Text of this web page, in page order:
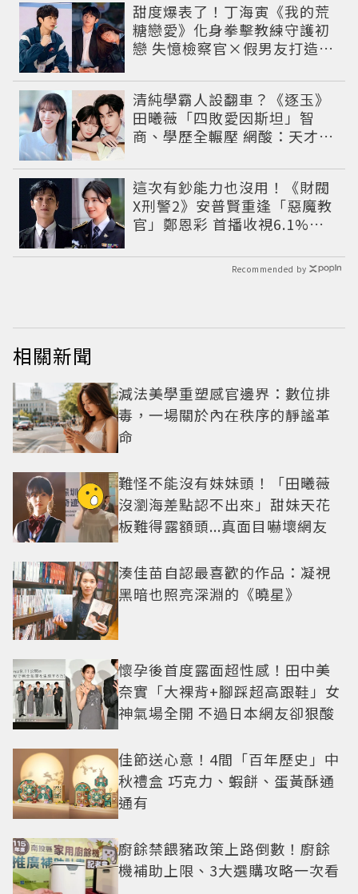
甜度爆表了！丁海寅《我的荒
糖戀愛》化身拳擊教練守護初
戀 失憶檢察官×假男友打造今
清純學霸人設翻車？《逐玉》
田曦薇「四敗愛因斯坦」智
商、學歷全輾壓 網酸：天才全
這次有鈔能力也沒用！《財閥
X刑警2》安普賢重逢「惡魔教
官」鄭恩彩 首播收視6.1%超
Recommended by
相關新聞
減法美學重塑感官邊界：數位排
毒，一場關於內在秩序的靜謐革
命
難怪不能沒有妹妹頭！「田曦薇
沒瀏海差點認不出來」甜妹天花
板難得露額頭...真面目嚇壞網友
湊佳苗自認最喜歡的作品：凝視
黑暗也照亮深淵的《曉星》
懷孕後首度露面超性感！田中美
奈實「大裸背+腳踩超高跟鞋」女
神氣場全開 不過日本網友卻狠酸
佳節送心意！4間「百年歷史」中
秋禮盒 巧克力、蝦餅、蛋黃酥通
通有
廚餘禁餵豬政策上路倒數！廚餘
機補助上限、3大選購攻略一次看